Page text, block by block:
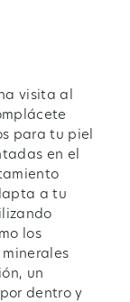
visita al
para tu piel
en el
a tu
los
un
dentro y